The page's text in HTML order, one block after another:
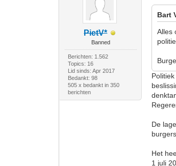
PietV*
Banned
Berichten: 1.562
Topics: 16
Lid sinds: Apr 2017
Bedankt: 98
505 x bedankt in 350
berichten
Bart
Alles
De
Het
1 juli